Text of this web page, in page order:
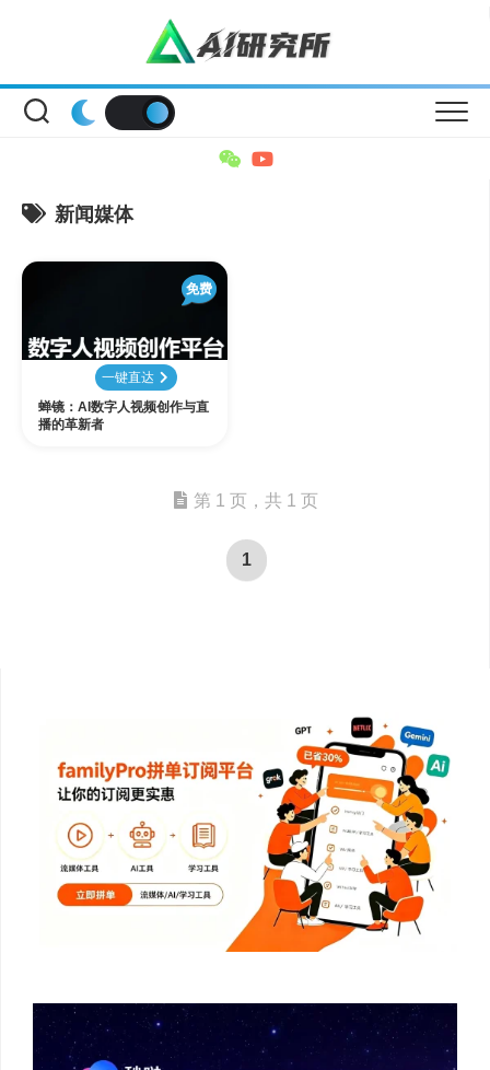
新闻媒体
免费
一键直达
蝉镜：AI数字人视频创作与直
播的革新者
第 1 页，共 1 页
1